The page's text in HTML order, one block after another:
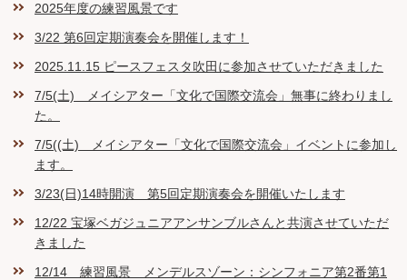
2025年度の練習風景です
3/22 第6回定期演奏会を開催します！
2025.11.15 ピースフェスタ吹田に参加させていただきました
7/5(土) メイシアター「文化で国際交流会」無事に終わりまし
た。
7/5((土) メイシアター「文化で国際交流会」イベントに参加し
ます。
3/23(日)14時開演 第5回定期演奏会を開催いたします
12/22 宝塚ベガジュニアアンサンブルさんと共演させていただ
きました
12/14 練習風景 メンデルスゾーン：シンフォニア第2番第1